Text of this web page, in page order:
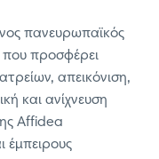
πανευρωπαϊκός
που προσφέρει
απεικόνιση,
και ανίχνευση
Affidea
έμπειρους